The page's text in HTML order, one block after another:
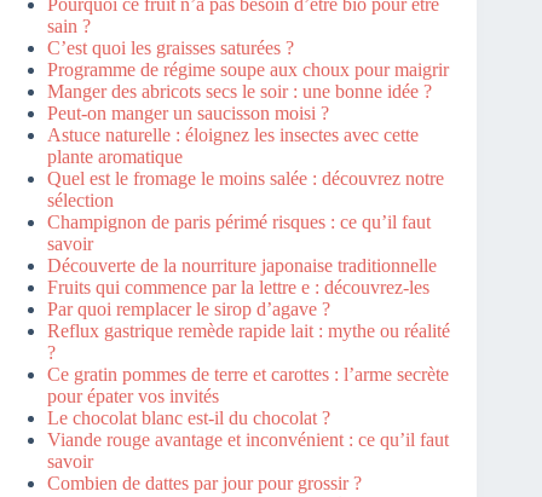
sain ?
C’est quoi les graisses saturées ?
Programme de régime soupe aux choux pour maigrir
Manger des abricots secs le soir : une bonne idée ?
Peut-on manger un saucisson moisi ?
Astuce naturelle : éloignez les insectes avec cette
plante aromatique
Quel est le fromage le moins salée : découvrez notre
sélection
Champignon de paris périmé risques : ce qu’il faut
savoir
Découverte de la nourriture japonaise traditionnelle
Fruits qui commence par la lettre e : découvrez-les
Par quoi remplacer le sirop d’agave ?
Reflux gastrique remède rapide lait : mythe ou réalité
?
Ce gratin pommes de terre et carottes : l’arme secrète
pour épater vos invités
Le chocolat blanc est-il du chocolat ?
Viande rouge avantage et inconvénient : ce qu’il faut
savoir
Combien de dattes par jour pour grossir ?